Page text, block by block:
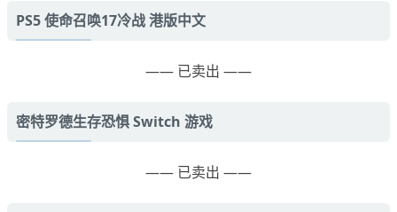
PS5 使命召唤17冷战 港版中文
—— 已卖出 ——
密特罗德生存恐惧 Switch 游戏
—— 已卖出 ——